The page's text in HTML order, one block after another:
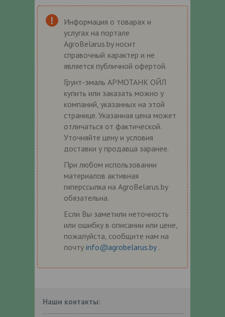
Информация о товарах и
услугах на портале
AgroBelarus.by носит
справочный характер и не
является публичной офертой.
Грунт-эмаль АРМОТАНК ОЙЛ
купить или заказать можно у
компаний, указанных на этой
странице. Указанная цена может
отличаться от фактической.
Уточняйте цену и условия
доставки у продавца заранее.
При любом использовании
материалов активная
гиперссылка на AgroBelarus.by
обязательна.
Если Вы заметили неточность
или ошибку в описании или цене,
пожалуйста, сообщите нам на
почту info@agrobelarus.by .
Наши контакты: